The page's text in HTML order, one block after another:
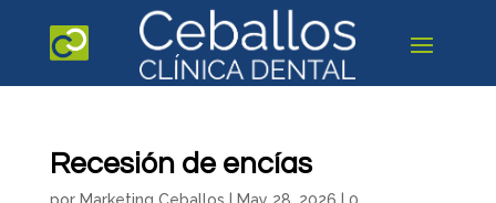
Recesión de encías